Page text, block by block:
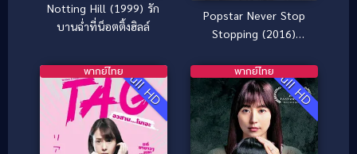
Notting Hill (1999) รัก
บานฉ่ำที่น็อตติ้งฮิลล์
Popstar Never Stop
Stopping (2016)
สต๊อปไม่ได้ [ซับไทย]
Full HD
พากย์ไทย Full HD
พากย์ไทย